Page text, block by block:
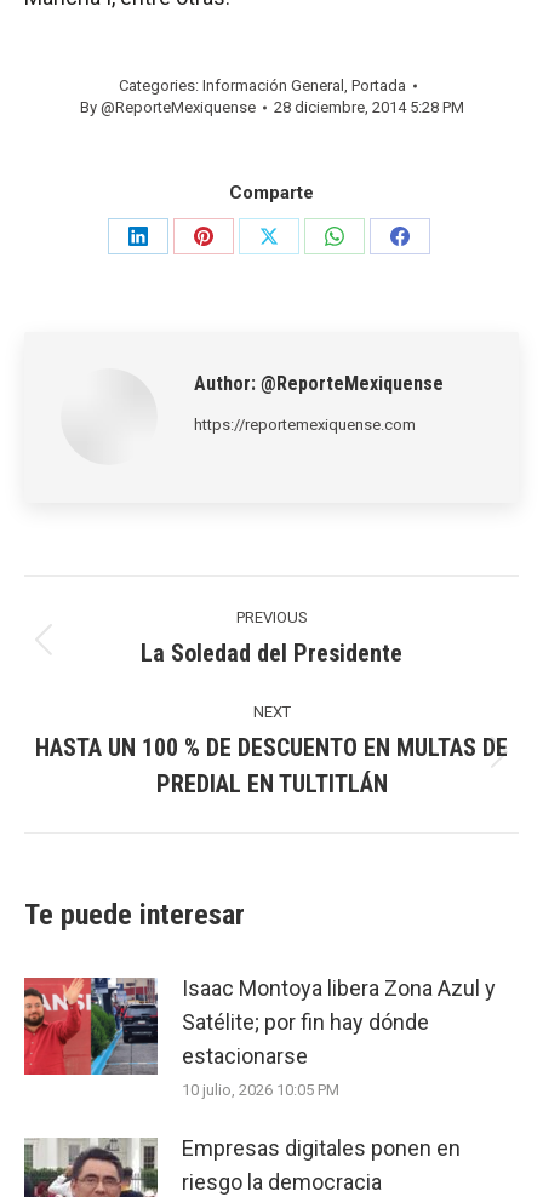
Categories: Información General , Portada
By @ReporteMexiquense 28 diciembre, 2014 5:28 PM
Comparte
Share
Share
Share
Share
Share
Author: @ReporteMexiquense
https://reportemexiquense.com
navigation
PREVIOUS
Previous
La Soledad del Presidente
NEXT
post:
HASTA UN 100 % DE DESCUENTO EN MULTAS DE
PREDIAL EN TULTITLÁN
Te puede interesar
Isaac Montoya libera Zona Azul y
Satélite; por fin hay dónde
estacionarse
10 julio, 2026 10:05 PM
Empresas digitales ponen en
riesgo la democracia